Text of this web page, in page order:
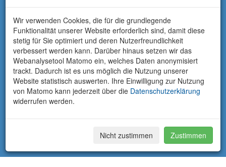
Wir verwenden Cookies, die für die grundlegende
Funktionalität unserer Website erforderlich sind, damit diese
stetig für Sie optimiert und deren Nutzerfreundlichkeit
verbessert werden kann. Darüber hinaus setzen wir das
Webanalysetool Matomo ein, welches Daten anonymisiert
trackt. Dadurch ist es uns möglich die Nutzung unserer
Website statistisch auswerten. Ihre Einwilligung zur Nutzung
von Matomo kann jederzeit über die Datenschutzerklärung
widerrufen werden.
Nicht zustimmen Zustimmen